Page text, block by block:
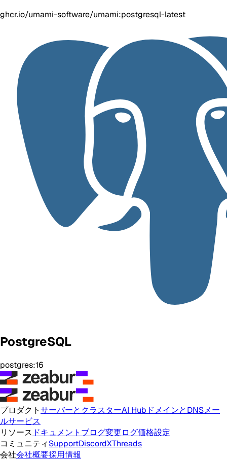
ghcr.io/umami-software/umami:postgresql-latest
PostgreSQL
postgres:16
プロダクトサーバーとクラスターAI Hub ドメインとDNSメー
ルサービス
リソース ドキュメント ブログ変更ログ価格設定
コミュニティSupportDiscordXThreads
会社会社概要採用情報